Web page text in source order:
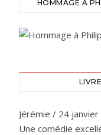
HOMMAGE À
Jérémie / 24
Une comédie